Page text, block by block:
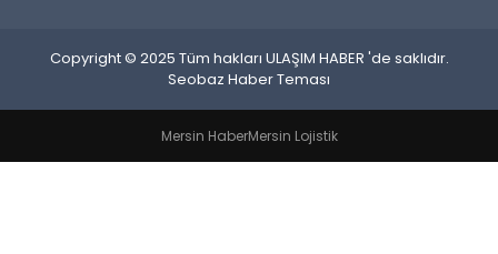
Copyright © 2025 Tüm hakları ULAŞIM HABER 'de saklıdır.
Seobaz Haber Teması
Mersin HaberMersin Lojistik